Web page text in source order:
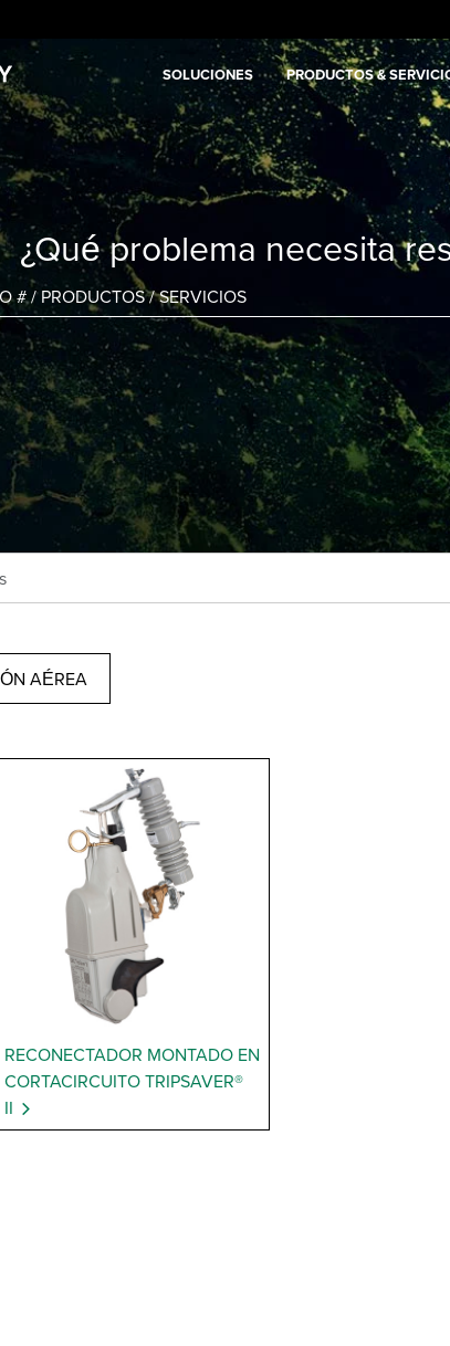
SOLUCIONES PRODUCTOS &
¿Qué problema necesita
AÉREA
RECONECTADOR MONTADO EN
CORTACIRCUITO TRIPSAVER®
II